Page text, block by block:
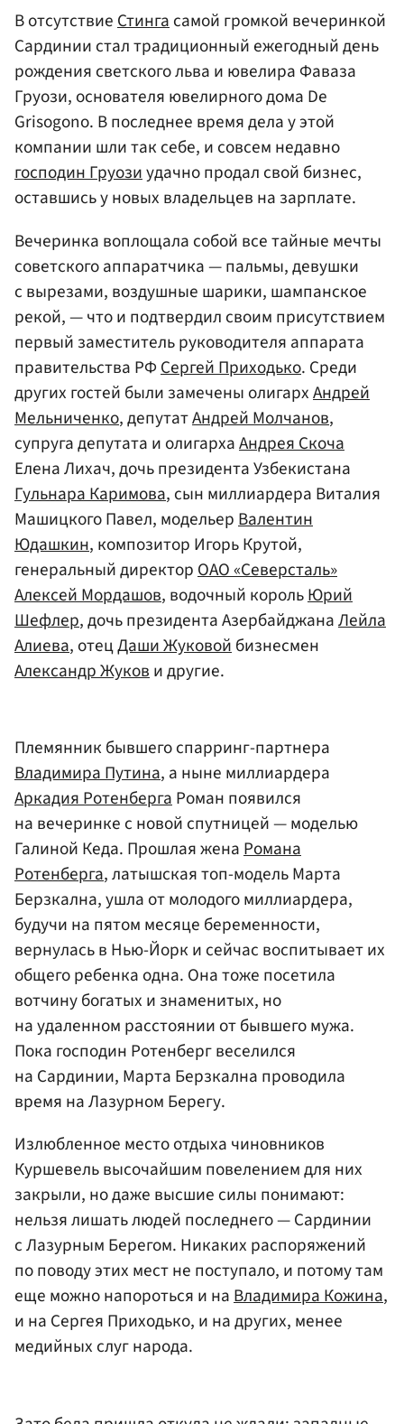
В отсутствиеСтингасамой громкой вечеринкой
Сардинии стал традиционный ежегодный день
рождения светского льва и ювелира Фаваза
Груози, основателя ювелирного дома De
Grisogono. В последнее время дела у этой
компании шли так себе, и совсем недавно
господин Груозиудачно продал свой бизнес,
оставшись у новых владельцев на зарплате.
Вечеринка воплощала собой все тайные мечты
советского аппаратчика — пальмы, девушки
с вырезами, воздушные шарики, шампанское
рекой, — что и подтвердил своим присутствием
первый заместитель руководителя аппарата
правительства РФСергей Приходько. Среди
других гостей были замечены олигархАндрей
Мельниченко, депутатАндрей Молчанов,
супруга депутата и олигархаАндрея Скоча
Елена Лихач, дочь президента Узбекистана
Гульнара Каримова, сын миллиардера Виталия
Машицкого Павел, модельерВалентин
Юдашкин, композитор Игорь Крутой,
генеральный директорОАО «Северсталь»
Алексей Мордашов, водочный корольЮрий
Шефлер, дочь президента АзербайджанаЛейла
Алиева, отецДаши Жуковойбизнесмен
Александр Жукови другие.
Племянник бывшего спарринг-партнера
Владимира Путина, а ныне миллиардера
Аркадия РотенбергаРоман появился
на вечеринке с новой спутницей — моделью
Галиной Кеда. Прошлая женаРомана
Ротенберга, латышская топ-модель Марта
Берзкална, ушла от молодого миллиардера,
будучи на пятом месяце беременности,
вернулась в Нью-Йорк и сейчас воспитывает их
общего ребенка одна. Она тоже посетила
вотчину богатых и знаменитых, но
на удаленном расстоянии от бывшего мужа.
Пока господин Ротенберг веселился
на Сардинии, Марта Берзкална проводила
время на Лазурном Берегу.
Излюбленное место отдыха чиновников
Куршевель высочайшим повелением для них
закрыли, но даже высшие силы понимают:
нельзя лишать людей последнего — Сардинии
с Лазурным Берегом. Никаких распоряжений
по поводу этих мест не поступало, и потому там
еще можно напороться и наВладимира Кожина,
и на Сергея Приходько, и на других, менее
медийных слуг народа.